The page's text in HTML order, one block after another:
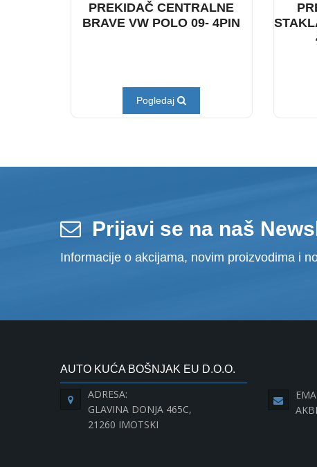
PREKIDAČ CENTRALNE
BRAVE VW POLO 09- 4PIN
Pogledaj
Prijavi se na naš
Informacije o akcijama, novim proizvodima i
AUTO KUĆA BOŠNJAK EU D.O.O.
ADRESA:
GLAVINA DONJA 465C,
21260 IMOTSKI